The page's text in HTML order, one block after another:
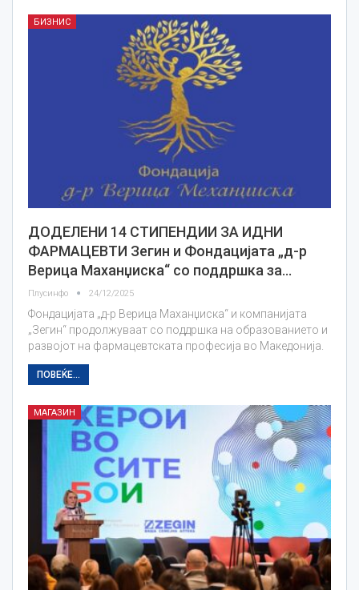
БИЗНИС
ДОДЕЛЕНИ 14 СТИПЕНДИИ ЗА ИДНИ
ФАРМАЦЕВТИ Зегин и Фондацијата „д-р
Верица Маханџиска“ со поддршка за…
Плусинфо 24/12/2025
Фондацијата „д-р Верица Маханџиска“ и компанијата
„Зегин“ продолжуваат со поддршка на образованието и
развојот на фармацевтската професија во Македонија.
ПОВЕЌЕ...
МАГАЗИН